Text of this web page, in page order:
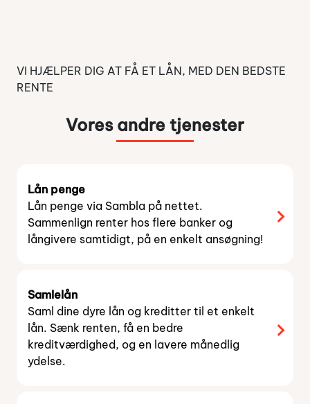
kundetilfredshed, gebyrer m.v.
lånetilbud fra nogle af de førende banker
herhjemme, hvis du netop har brug for at låne
VI HJÆLPER DIG AT FÅ ET LÅN, MED DEN BEDSTE
RENTE
Vores andre tjenester
Lån penge
Lån penge via Sambla på nettet.
Sammenlign renter hos flere banker og
långivere samtidigt, på en enkelt ansøgning!
Samlelån
Saml dine dyre lån og kreditter til et enkelt
lån. Sænk renten, få en bedre
kreditværdighed, og en lavere månedlig
ydelse.